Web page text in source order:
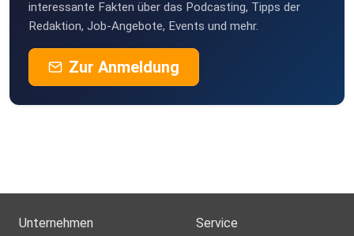
interessante Fakten über das Podcasting, Tipps der
Redaktion, Job-Angebote, Events und mehr.
Zur Anmeldung
Unternehmen Service